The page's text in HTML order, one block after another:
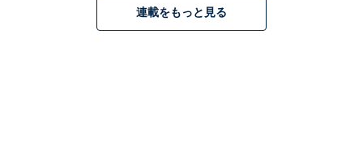
連載をもっと見る